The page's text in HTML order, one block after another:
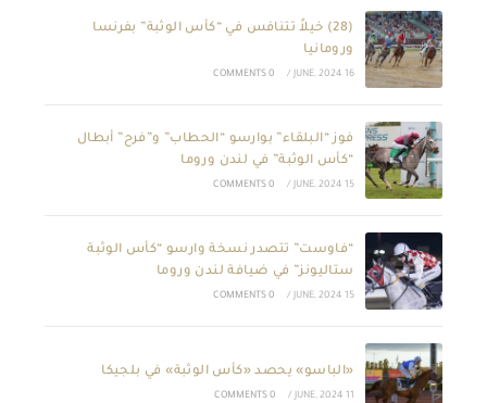
(28) خيلاً تتنافس في “كأس الوثبة” بفرنسا
ورومانيا
16 JUNE, 2024
/
0 COMMENTS
فوز “البلقاء” بوارسو “الحطاب” و”فرح” أبطال
“كأس الوثبة” في لندن وروما
15 JUNE, 2024
/
0 COMMENTS
“فاوست” تتصدر نسخة وارسو “كأس الوثبة
ستاليونز” في ضيافة لندن وروما
15 JUNE, 2024
/
0 COMMENTS
«الباسو» يحصد «كأس الوثبة» في بلجيكا
11 JUNE, 2024
/
0 COMMENTS